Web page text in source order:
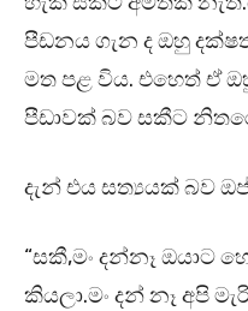
පීඩනය ගැන ද ඔහු
මත පළ විය. එහෙත් ඒ
පීඩාවක් බව සකීට
දැන් එය සත්‍යයක් බව
“සකී,මං දන්නෑ ඔයාට
කියලා.මං දන් නෑ අපි